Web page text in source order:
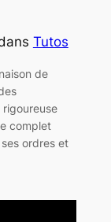
Tutos
de
rigoureuse
complet
ordres et